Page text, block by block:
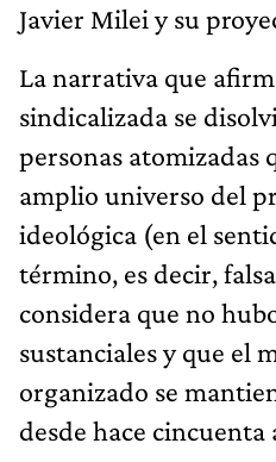
Javier Milei y su
La narrativa que
sindicalizada se
personas atomizadas
amplio universo del
ideológica (en el
término, es decir,
considera que no
sustanciales y que el
organizado se
desde hace cincuenta